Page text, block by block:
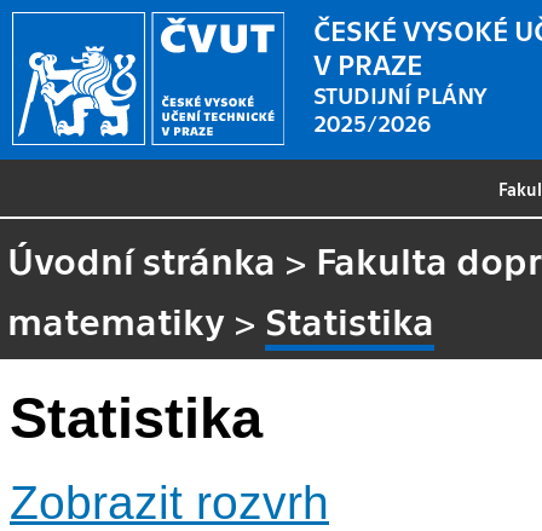
ČESKÉ VYSOKÉ
V PRAZE
STUDIJNÍ PLÁNY
2025/2026
Úvodní stránka > Fakulta
matematiky > Statistika
Statistika
Zobrazit rozvrh